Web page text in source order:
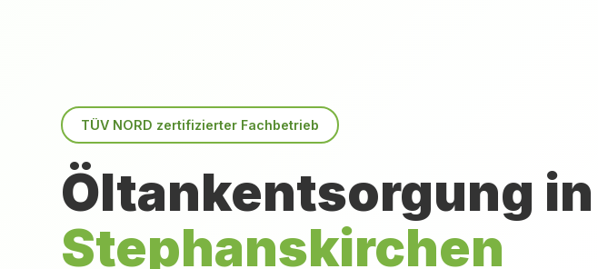
TÜV NORD zertifizierter Fachbetrieb
Öltankentsorgung in
Stephanskirchen